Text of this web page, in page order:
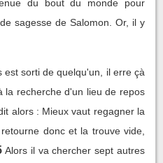
du bout du monde pour
sagesse de Salomon. Or, il y
est sorti de quelqu'un, il erre çà
la recherche d'un lieu de repos
alors : Mieux vaut regagner la
donc et la trouve vide,
Alors il va chercher sept autres